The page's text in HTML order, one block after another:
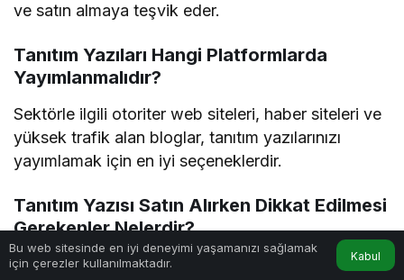
ve satın almaya teşvik eder.
Tanıtım Yazıları Hangi Platformlarda
Yayımlanmalıdır?
Sektörle ilgili otoriter web siteleri, haber siteleri ve
yüksek trafik alan bloglar, tanıtım yazılarınızı
yayımlamak için en iyi seçeneklerdir.
Tanıtım Yazısı Satın Alırken Dikkat Edilmesi
Gerekenler Nelerdir?
Özgün ve kaliteli içerik üretildiğinden emin olmalı,
Bu web sitesinde en iyi deneyimi yaşamanızı sağlamak
için çerezler kullanılmaktadır.
Kabul